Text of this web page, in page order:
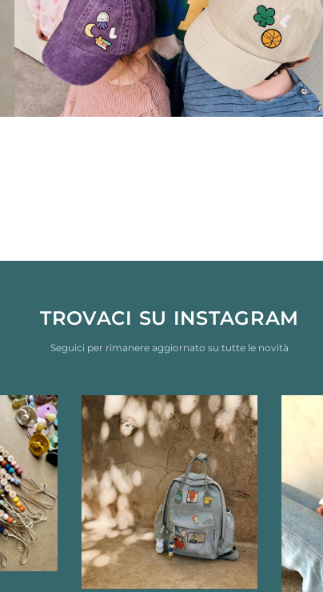
TROVACI SU INSTAGRAM
Seguici per rimanere aggiornato su tutte le novità